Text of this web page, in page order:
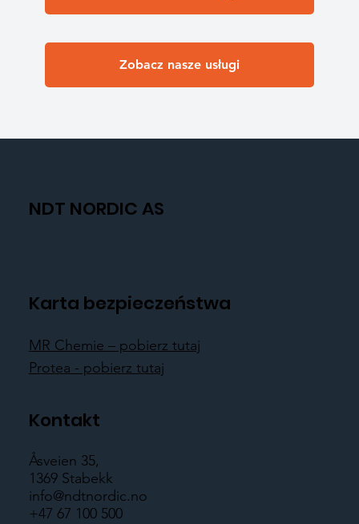
Zobacz nasze usługi
NDT NORDIC AS
Karta bezpieczeństwa
MR Chemie – pobierz tutaj
Protea - pobierz tutaj
Kontakt
Åsveien 35,
1369 Stabekk
info@ndtnordic.no
+47 67 100 500